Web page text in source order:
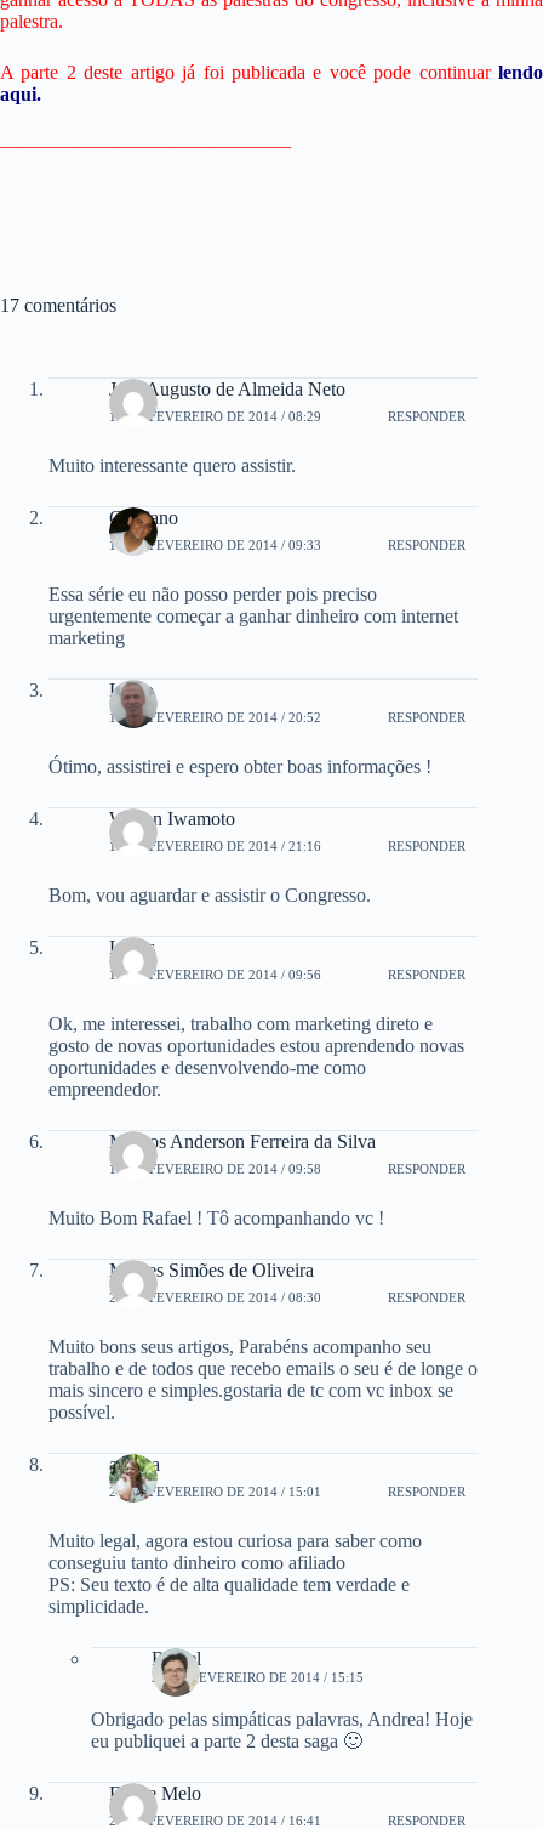
palestra.
A parte 2 deste artigo já foi publicada e você pode continuar lendo
aqui.
———————————————
17 comentários
José Augusto de Almeida Neto
17 DE FEVEREIRO DE 2014 / 08:29 RESPONDER
Muito interessante quero assistir.
Cristiano
17 DE FEVEREIRO DE 2014 / 09:33 RESPONDER
Essa série eu não posso perder pois preciso
urgentemente começar a ganhar dinheiro com internet
marketing
Lucio
17 DE FEVEREIRO DE 2014 / 20:52 RESPONDER
Ótimo, assistirei e espero obter boas informações !
Wilson Iwamoto
17 DE FEVEREIRO DE 2014 / 21:16 RESPONDER
Bom, vou aguardar e assistir o Congresso.
Lucas
18 DE FEVEREIRO DE 2014 / 09:56 RESPONDER
Ok, me interessei, trabalho com marketing direto e
gosto de novas oportunidades estou aprendendo novas
oportunidades e desenvolvendo-me como
empreendedor.
Marcos Anderson Ferreira da Silva
18 DE FEVEREIRO DE 2014 / 09:58 RESPONDER
Muito Bom Rafael ! Tô acompanhando vc !
Moises Simões de Oliveira
24 DE FEVEREIRO DE 2014 / 08:30 RESPONDER
Muito bons seus artigos, Parabéns acompanho seu
trabalho e de todos que recebo emails o seu é de longe o
mais sincero e simples.gostaria de tc com vc inbox se
possível.
andrea
24 DE FEVEREIRO DE 2014 / 15:01 RESPONDER
Muito legal, agora estou curiosa para saber como
conseguiu tanto dinheiro como afiliado
PS: Seu texto é de alta qualidade tem verdade e
simplicidade.
Rafael
24 DE FEVEREIRO DE 2014 / 15:15
Obrigado pelas simpáticas palavras, Andrea! Hoje
eu publiquei a parte 2 desta saga 🙂
Felipe Melo
27 DE FEVEREIRO DE 2014 / 16:41 RESPONDER